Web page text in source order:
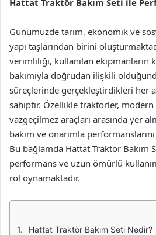
Hattat Traktör Bakım Seti ile
Günümüzde tarım, ekonomik ve
yapı taşlarından birini
verimliliği, kullanılan ekipmanların
bakımıyla doğrudan ilişkili
süreçlerinde gerçekleştirdikleri her
sahiptir. Özellikle traktörler,
vazgeçilmez araçları arasında yer
bakım ve onarımla
Bu bağlamda Hattat Traktör Bakım
performans ve uzun ömürlü
rol oynamaktadır.
Hattat Traktör Bakım Seti Nedir?